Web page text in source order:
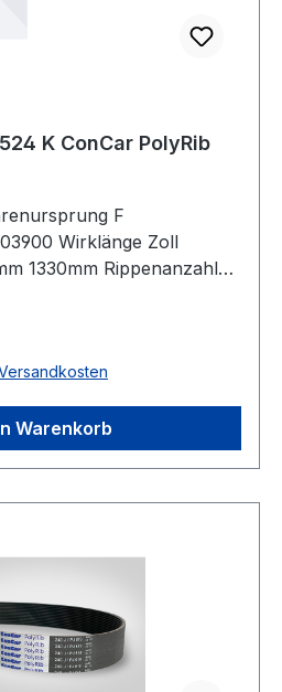
K ConCar PolyRib
F
Wirklänge Zoll
1330mm Rippenanzahl
Polyester
Höhe 4,9mm
Warenkorb